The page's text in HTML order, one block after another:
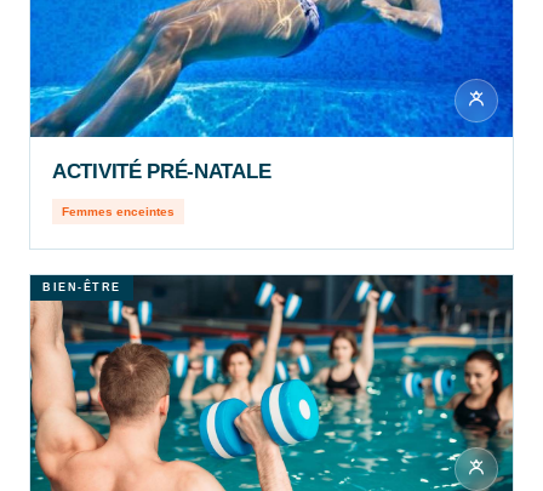
ACTIVITÉ PRÉ-NATALE
Femmes enceintes
BIEN-ÊTRE